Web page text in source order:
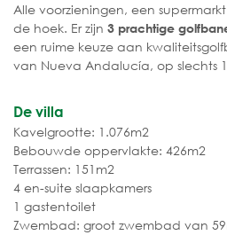
Alle voorzieningen, een
de hoek. Er zijn 3 prachtige
een ruime keuze aan
van Nueva Andalucía, op slechts
De villa
Kavelgrootte: 1.076m2
Bebouwde oppervlakte: 426m2
Terrassen: 151m2
4 en-suite slaapkamers
1 gastentoilet
Zwembad: groot zwembad van